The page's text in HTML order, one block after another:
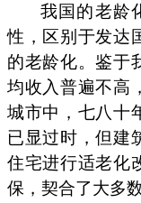
我国的老龄
性，区别于发达
的老龄化。鉴于
均收入普遍不高
城市中，七八十
已显过时，但建
住宅进行适老化
保，契合了大多